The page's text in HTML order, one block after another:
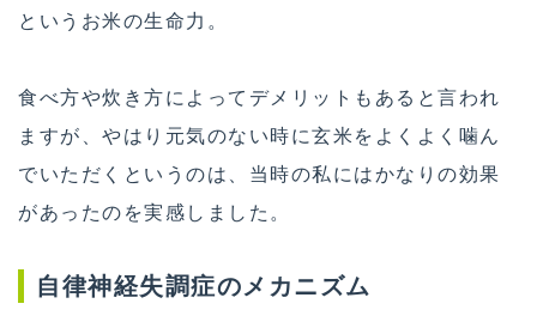
というお米の生命力。
食べ方や炊き方によってデメリットもあると言われ
ますが、やはり元気のない時に玄米をよくよく噛ん
でいただくというのは、当時の私にはかなりの効果
があったのを実感しました。
自律神経失調症のメカニズム